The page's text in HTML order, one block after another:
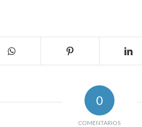
0
COMENTARIOS